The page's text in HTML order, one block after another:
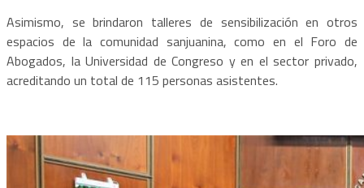
Asimismo, se brindaron talleres de sensibilización en otros
espacios de la comunidad sanjuanina, como en el Foro de
Abogados, la Universidad de Congreso y en el sector privado,
acreditando un total de 115 personas asistentes.